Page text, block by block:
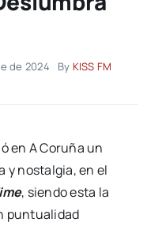
de 2024 By KISS FM
en A Coruña un
y nostalgia, en el
, siendo esta la
puntualidad